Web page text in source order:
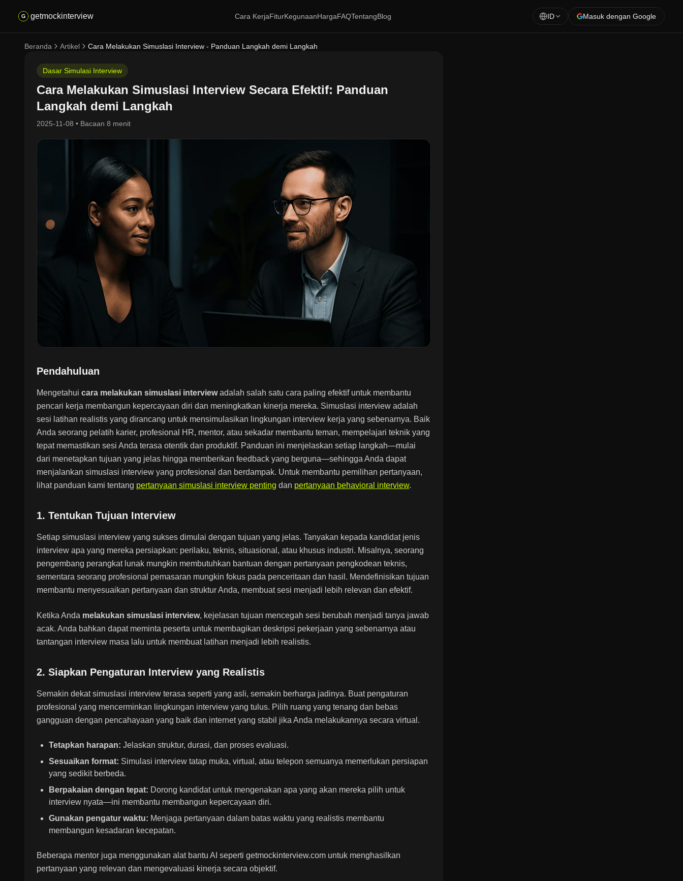
getmockinterview Cara KerjaFiturKegunaanHargaFAQTentangBlog ID Masuk dengan Google
Beranda Artikel Cara Melakukan Simuslasi Interview - Panduan Langkah demi Langkah
Dasar Simulasi Interview
Cara Melakukan Simuslasi Interview Secara Efektif: Panduan
Langkah demi Langkah
2025-11-08 • Bacaan 8 menit
Pendahuluan
Mengetahui cara melakukan simuslasi interviewadalah salah satu cara paling efektif untuk membantu
pencari kerja membangun kepercayaan diri dan meningkatkan kinerja mereka. Simuslasi interview adalah
sesi latihan realistis yang dirancang untuk mensimulasikan lingkungan interview kerja yang sebenarnya. Baik
Anda seorang pelatih karier, profesional HR, mentor, atau sekadar membantu teman, mempelajari teknik yang
tepat memastikan sesi Anda terasa otentik dan produktif. Panduan ini menjelaskan setiap langkah—mulai
dari menetapkan tujuan yang jelas hingga memberikan feedback yang berguna—sehingga Anda dapat
menjalankan simuslasi interview yang profesional dan berdampak. Untuk membantu pemilihan pertanyaan,
lihat panduan kami tentang pertanyaan simuslasi interview penting dan pertanyaan behavioral interview.
1. Tentukan Tujuan Interview
Setiap simuslasi interview yang sukses dimulai dengan tujuan yang jelas. Tanyakan kepada kandidat jenis
interview apa yang mereka persiapkan: perilaku, teknis, situasional, atau khusus industri. Misalnya, seorang
pengembang perangkat lunak mungkin membutuhkan bantuan dengan pertanyaan pengkodean teknis,
sementara seorang profesional pemasaran mungkin fokus pada penceritaan dan hasil. Mendefinisikan tujuan
membantu menyesuaikan pertanyaan dan struktur Anda, membuat sesi menjadi lebih relevan dan efektif.
Ketika Anda melakukan simuslasi interview, kejelasan tujuan mencegah sesi berubah menjadi tanya jawab
acak. Anda bahkan dapat meminta peserta untuk membagikan deskripsi pekerjaan yang sebenarnya atau
tantangan interview masa lalu untuk membuat latihan menjadi lebih realistis.
2. Siapkan Pengaturan Interview yang Realistis
Semakin dekat simuslasi interview terasa seperti yang asli, semakin berharga jadinya. Buat pengaturan
profesional yang mencerminkan lingkungan interview yang tulus. Pilih ruang yang tenang dan bebas
gangguan dengan pencahayaan yang baik dan internet yang stabil jika Anda melakukannya secara virtual.
Tetapkan harapan: Jelaskan struktur, durasi, dan proses evaluasi.
Sesuaikan format: Simulasi interview tatap muka, virtual, atau telepon semuanya memerlukan persiapan
yang sedikit berbeda.
Berpakaian dengan tepat: Dorong kandidat untuk mengenakan apa yang akan mereka pilih untuk
interview nyata—ini membantu membangun kepercayaan diri.
Gunakan pengatur waktu: Menjaga pertanyaan dalam batas waktu yang realistis membantu
membangun kesadaran kecepatan.
Beberapa mentor juga menggunakan alat bantu AI seperti getmockinterview.com untuk menghasilkan
pertanyaan yang relevan dan mengevaluasi kinerja secara objektif.